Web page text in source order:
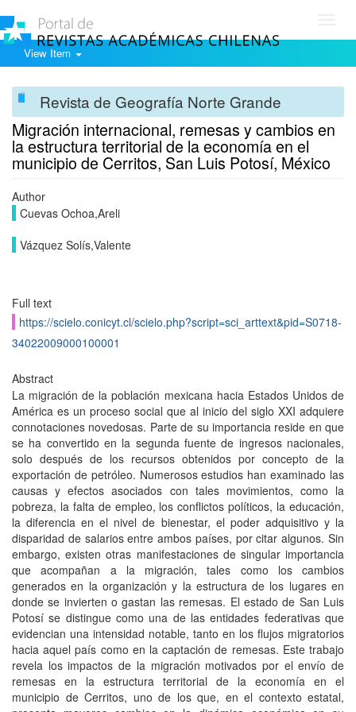
View Item
Revista de Geografía Norte Grande
Migración internacional, remesas y cambios en
la estructura territorial de la economía en el
municipio de Cerritos, San Luis Potosí, México
Author
Cuevas Ochoa,Areli
Vázquez Solís,Valente
Full text
https://scielo.conicyt.cl/scielo.php?script=sci_arttext&pid=S0718-
34022009000100001
Abstract
La migración de la población mexicana hacia Estados Unidos de
América es un proceso social que al inicio del siglo XXI adquiere
connotaciones novedosas. Parte de su importancia reside en que
se ha convertido en la segunda fuente de ingresos nacionales,
solo después de los recursos obtenidos por concepto de la
exportación de petróleo. Numerosos estudios han examinado las
causas y efectos asociados con tales movimientos, como la
pobreza, la falta de empleo, los conflictos políticos, la educación,
la diferencia en el nivel de bienestar, el poder adquisitivo y la
disparidad de salarios entre ambos países, por citar algunos. Sin
embargo, existen otras manifestaciones de singular importancia
que acompañan a la migración, tales como los cambios
generados en la organización y la estructura de los lugares en
donde se invierten o gastan las remesas. El estado de San Luis
Potosí se distingue como una de las entidades federativas que
evidencian una intensidad notable, tanto en los flujos migratorios
hacia aquel país como en la captación de remesas. Este trabajo
revela los impactos de la migración motivados por el envío de
remesas en la estructura territorial de la economía en el
municipio de Cerritos, uno de los que, en el contexto estatal,